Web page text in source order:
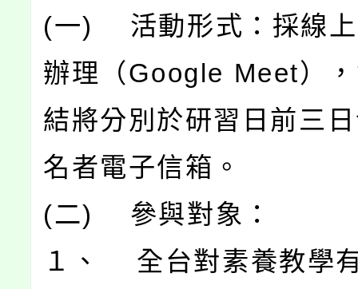
(一) 活動形式：採線上
辦理（Google Meet）
結將分別於研習日前三
名者電子信箱。
(二) 參與對象：
１、 全台對素養教學